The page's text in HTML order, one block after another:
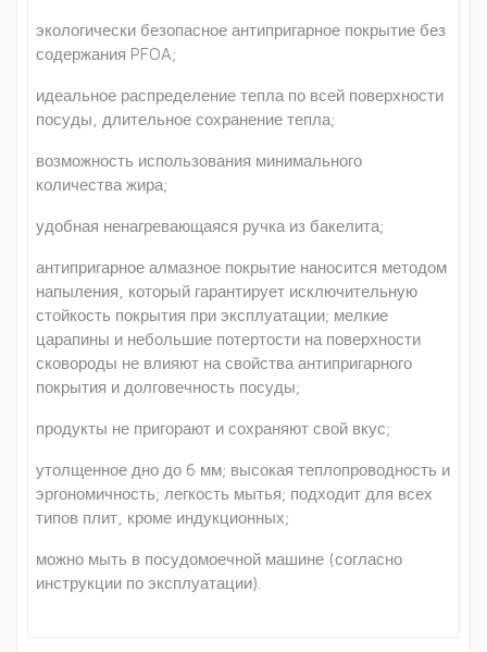
экологически безопасное антипригарное покрытие без
содержания PFOA;
идеальное распределение тепла по всей поверхности
посуды, длительное сохранение тепла;
возможность использования минимального
количества жира;
удобная ненагревающаяся ручка из бакелита;
антипригарное алмазное покрытие наносится методом
напыления, который гарантирует исключительную
стойкость покрытия при эксплуатации; мелкие
царапины и небольшие потертости на поверхности
сковороды не влияют на свойства антипригарного
покрытия и долговечность посуды;
продукты не пригорают и сохраняют свой вкус;
утолщенное дно до 6 мм; высокая теплопроводность и
эргономичность; легкость мытья; подходит для всех
типов плит, кроме индукционных;
можно мыть в посудомоечной машине (согласно
инструкции по эксплуатации).